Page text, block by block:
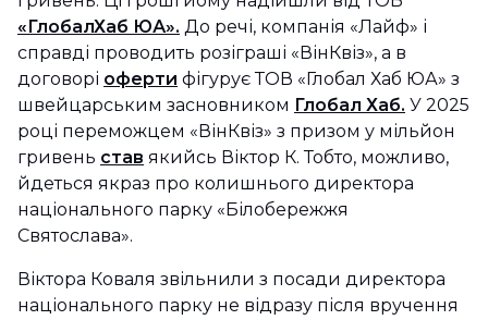
«ГлобалХаб ЮА». До речі, компанія «Лайф» і
справді проводить розіграші «ВінКвіз», а в
договорі оферти фігурує ТОВ «Глобал Хаб ЮА» з
швейцарським засновником Глобал Хаб. У 2025
році переможцем «ВінКвіз» з призом у мільйон
гривень став якийсь Віктор К. Тобто, можливо,
йдеться якраз про колишнього директора
національного парку «Білобережжя
Святослава».
Віктора Коваля звільнили з посади директора
національного парку не відразу після вручення